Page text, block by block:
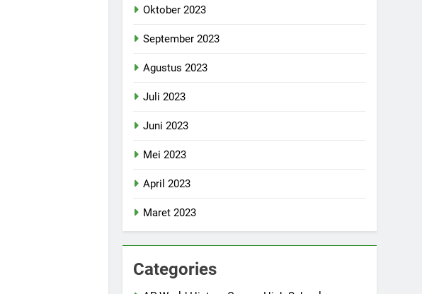
Oktober 2023
September 2023
Agustus 2023
Juli 2023
Juni 2023
Mei 2023
April 2023
Maret 2023
Categories